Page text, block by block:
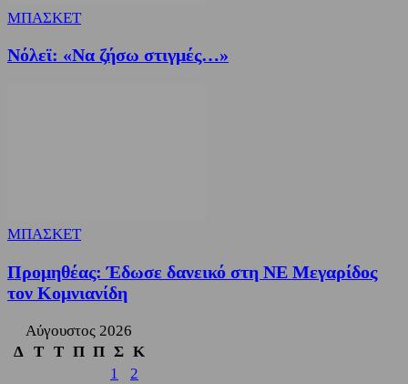
ΜΠΑΣΚΕΤ
Nόλεϊ: «Να ζήσω στιγμές…»
ΜΠΑΣΚΕΤ
Προμηθέας: Έδωσε δανεικό στη ΝΕ Μεγαρίδος
τον Κομνιανίδη
Αύγουστος 2026
Δ
Τ Τ Π Π Σ Κ
1
2